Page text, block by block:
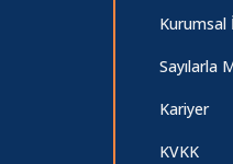
Kurumsal
Sayılarla
Kariyer
KVKK